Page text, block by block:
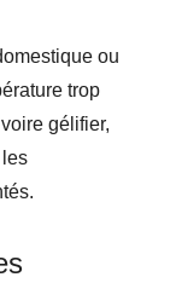
ou
trop
gélifier,